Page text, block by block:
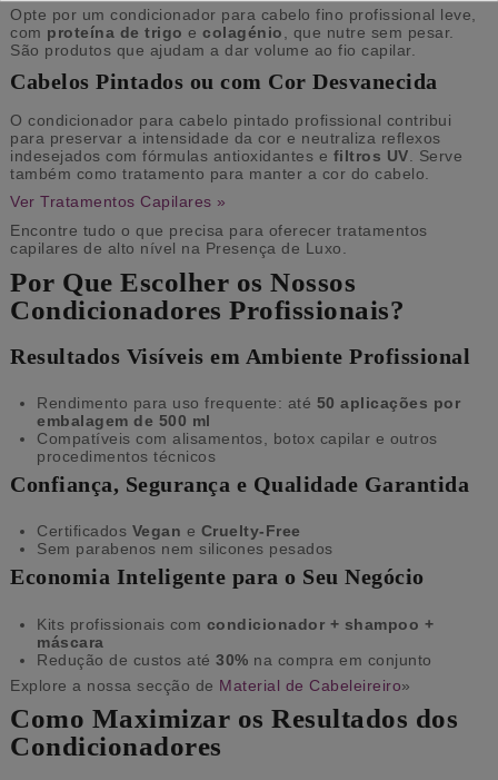
Opte por um condicionador para cabelo fino profissional leve,
com proteína de trigo e colagénio, que nutre sem pesar.
São produtos que ajudam a dar volume ao fio capilar.
Cabelos Pintados ou com Cor Desvanecida
O condicionador para cabelo pintado profissional contribui
para preservar a intensidade da cor e neutraliza reflexos
indesejados com fórmulas antioxidantes e filtros UV . Serve
também como tratamento para manter a cor do cabelo.
Ver Tratamentos Capilares »
Encontre tudo o que precisa para oferecer tratamentos
capilares de alto nível na Presença de Luxo.
Por Que Escolher os Nossos
Condicionadores Profissionais?
Resultados Visíveis em Ambiente Profissional
Rendimento para uso frequente: até 50 aplicações por
embalagem de 500 ml
Compatíveis com alisamentos, botox capilar e outros
procedimentos técnicos
Confiança, Segurança e Qualidade Garantida
Certificados Vegan e Cruelty-Free
Sem parabenos nem silicones pesados
Economia Inteligente para o Seu Negócio
Kits profissionais com condicionador + shampoo +
máscara
Redução de custos até 30% na compra em conjunto
Explore a nossa secção de Material de Cabeleireiro»
Como Maximizar os Resultados dos
Condicionadores